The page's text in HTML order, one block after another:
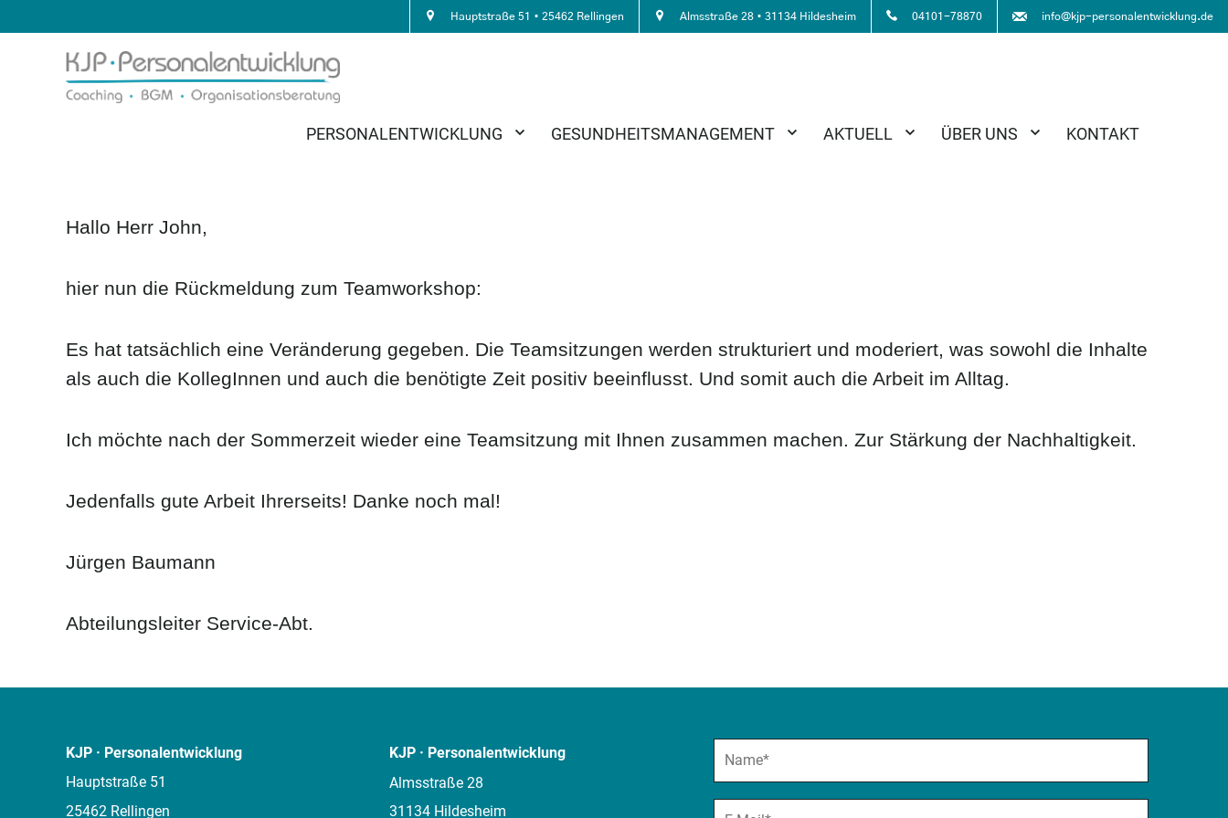
Hauptstraße 51 • 25462 Rellingen Almsstraße 28 • 31134 Hildesheim 04101-78870 info@kjp-personalentwicklung.de
PERSONALENTWICKLUNG GESUNDHEITSMANAGEMENT AKTUELL ÜBER UNS KONTAKT
Hallo Herr John,
hier nun die Rückmeldung zum Teamworkshop:
Es hat tatsächlich eine Veränderung gegeben. Die Teamsitzungen werden strukturiert und moderiert, was sowohl die Inhalte
als auch die KollegInnen und auch die benötigte Zeit positiv beeinflusst. Und somit auch die Arbeit im Alltag.
Ich möchte nach der Sommerzeit wieder eine Teamsitzung mit Ihnen zusammen machen. Zur Stärkung der Nachhaltigkeit.
Jedenfalls gute Arbeit Ihrerseits! Danke noch mal!
Jürgen Baumann
Abteilungsleiter Service-Abt.
KJP · Personalentwicklung
Hauptstraße 51
25462 Rellingen
KJP · Personalentwicklung
Almsstraße 28
31134 Hildesheim